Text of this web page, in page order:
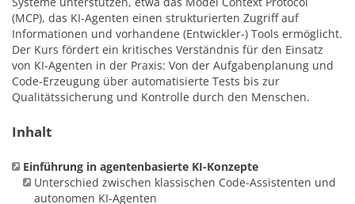
(MCP), das KI-Agenten einen strukturierten Zugriff auf
Informationen und vorhandene (Entwickler-) Tools ermöglicht.
Der Kurs fördert ein kritisches Verständnis für den Einsatz
von KI-Agenten in der Praxis: Von der Aufgabenplanung und
Code-Erzeugung über automatisierte Tests bis zur
Qualitätssicherung und Kontrolle durch den Menschen.
Inhalt
Einführung in agentenbasierte KI-Konzepte
Unterschied zwischen klassischen Code-Assistenten und
autonomen KI-Agenten